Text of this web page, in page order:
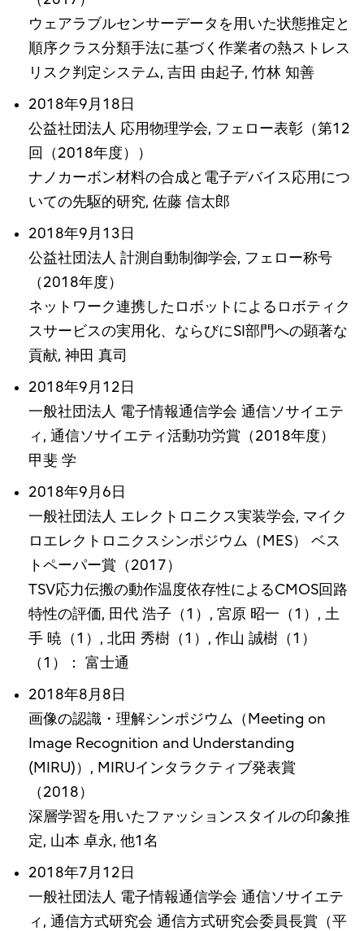
ウェアラブルセンサーデータを用いた状態推定と
順序クラス分類手法に基づく作業者の熱ストレス
リスク判定システム, 吉田 由起子, 竹林 知善
2018年9月18日
公益社団法人 応用物理学会, フェロー表彰（第12
回（2018年度））
ナノカーボン材料の合成と電子デバイス応用につ
いての先駆的研究, 佐藤 信太郎
2018年9月13日
公益社団法人 計測自動制御学会, フェロー称号
（2018年度）
ネットワーク連携したロボットによるロボティク
スサービスの実用化、ならびにSI部門への顕著な
貢献, 神田 真司
2018年9月12日
一般社団法人 電子情報通信学会 通信ソサイエテ
ィ, 通信ソサイエティ活動功労賞（2018年度）
甲斐 学
2018年9月6日
一般社団法人 エレクトロニクス実装学会, マイク
ロエレクトロニクスシンポジウム（MES） ベス
トペーパー賞（2017）
TSV応力伝搬の動作温度依存性によるCMOS回路
特性の評価, 田代 浩子（1）, 宮原 昭一（1）, 土
手 暁（1）, 北田 秀樹（1）, 作山 誠樹（1）
（1）： 富士通
2018年8月8日
画像の認識・理解シンポジウム（Meeting on
Image Recognition and Understanding
(MIRU)）, MIRUインタラクティブ発表賞
（2018）
深層学習を用いたファッションスタイルの印象推
定, 山本 卓永, 他1名
2018年7月12日
一般社団法人 電子情報通信学会 通信ソサイエテ
ィ, 通信方式研究会 通信方式研究会委員長賞（平